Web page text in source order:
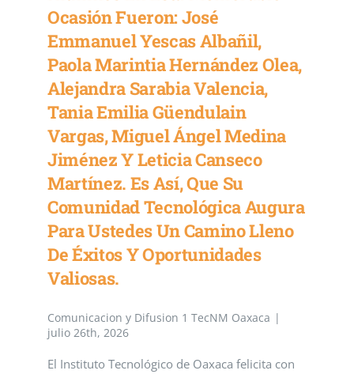
Ocasión Fueron: José
Emmanuel Yescas Albañil,
Paola Marintia Hernández Olea,
Alejandra Sarabia Valencia,
Tania Emilia Güendulain
Vargas, Miguel Ángel Medina
Jiménez Y Leticia Canseco
Martínez. Es Así, Que Su
Comunidad Tecnológica Augura
Para Ustedes Un Camino Lleno
De Éxitos Y Oportunidades
Valiosas.
Comunicacion y Difusion 1 TecNM Oaxaca |
julio 26th, 2026
El Instituto Tecnológico de Oaxaca felicita con